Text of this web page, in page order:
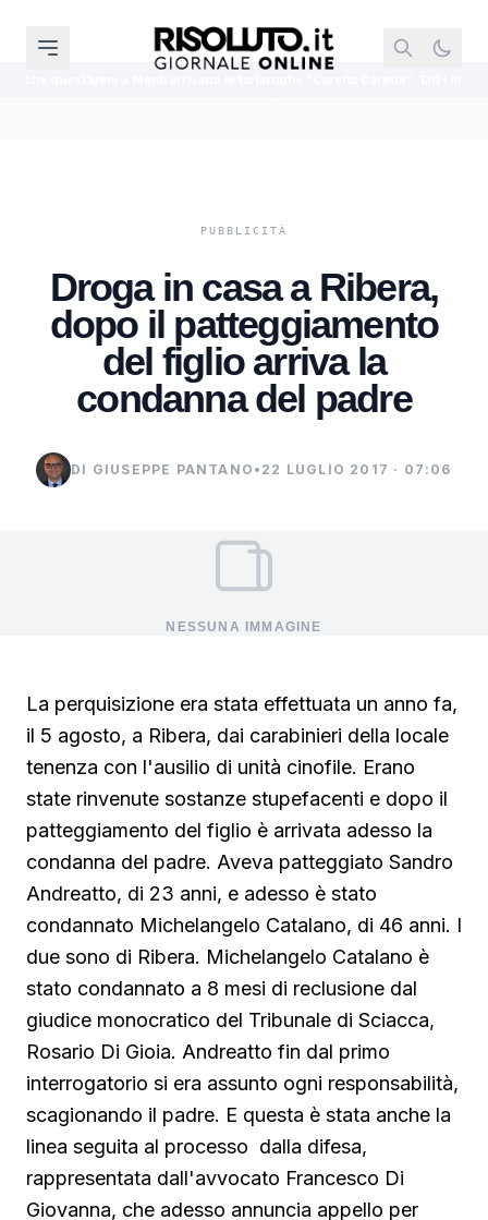
Droga in casa a Ribera,
dopo il patteggiamento
del figlio arriva la
condanna del padre
DI GIUSEPPE PANTANO • 22 LUGLIO 2017 · 07:06
NESSUNA IMMAGINE
La perquisizione era stata effettuata un anno fa,
il 5 agosto, a Ribera, dai carabinieri della locale
tenenza con l'ausilio di unità cinofile. Erano
state rinvenute sostanze stupefacenti e dopo il
patteggiamento del figlio è arrivata adesso la
condanna del padre. Aveva patteggiato Sandro
Andreatto, di 23 anni, e adesso è stato
condannato Michelangelo Catalano, di 46 anni. I
due sono di Ribera. Michelangelo Catalano è
stato condannato a 8 mesi di reclusione dal
giudice monocratico del Tribunale di Sciacca,
Rosario Di Gioia. Andreatto fin dal primo
interrogatorio si era assunto ogni responsabilità,
scagionando il padre. E questa è stata anche la
linea seguita al processo dalla difesa,
rappresentata dall'avvocato Francesco Di
Giovanna, che adesso annuncia appello per